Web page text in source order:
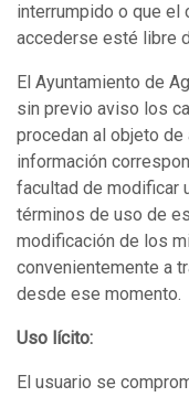
interrumpido o que el
accederse esté libre
El Ayuntamiento de
sin previo aviso los
procedan al objeto
información
facultad de modificar
términos de uso de
modificación de los
convenientemente a
desde ese momento.
Uso lícito:
El usuario se